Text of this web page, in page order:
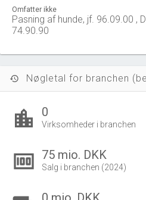
Omfatter ikke
Pasning af hunde, jf. 96.09.00 ,
74.90.90
history
location_city 0
Virksomheder i branchen
money 75 mio. DKK
Salg i branchen (2024)